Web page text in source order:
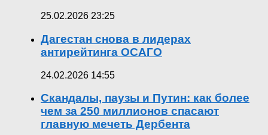
25.02.2026 23:25
Дагестан снова в лидерах
антирейтинга ОСАГО
24.02.2026 14:55
Скандалы, паузы и Путин: как более
чем за 250 миллионов спасают
главную мечеть Дербента